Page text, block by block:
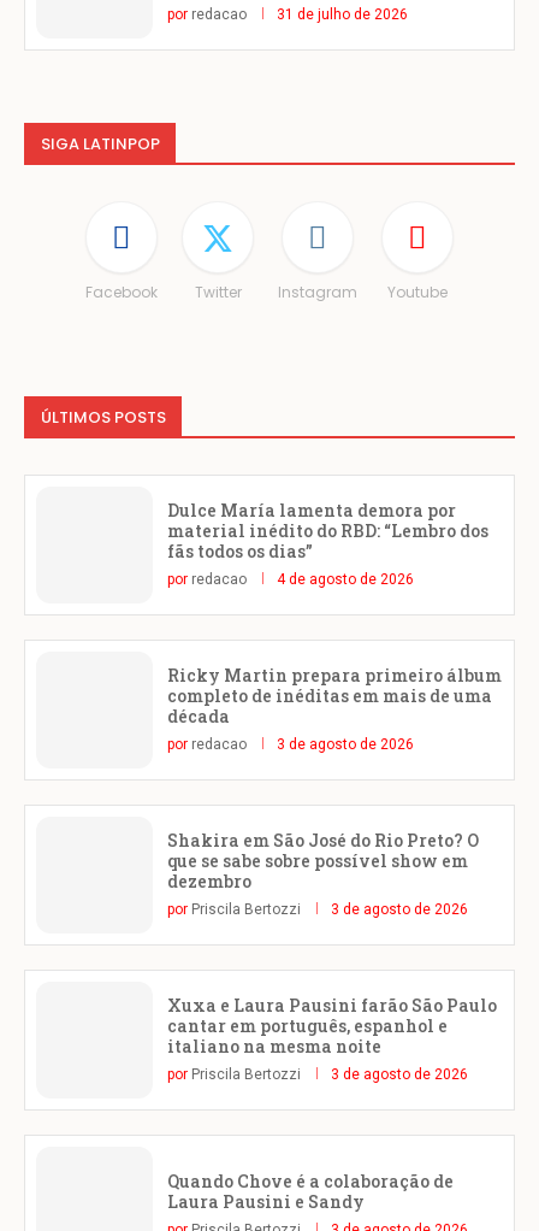
por redacao 31 de julho de 2026
SIGA LATINPOP
Facebook Twitter Instagram Youtube
ÚLTIMOS POSTS
Dulce María lamenta demora por
material inédito do RBD: “Lembro dos
fãs todos os dias”
por redacao 4 de agosto de 2026
Ricky Martin prepara primeiro álbum
completo de inéditas em mais de uma
década
por redacao 3 de agosto de 2026
Shakira em São José do Rio Preto? O
que se sabe sobre possível show em
dezembro
por Priscila Bertozzi 3 de agosto de 2026
Xuxa e Laura Pausini farão São Paulo
cantar em português, espanhol e
italiano na mesma noite
por Priscila Bertozzi 3 de agosto de 2026
Quando Chove é a colaboração de
Laura Pausini e Sandy